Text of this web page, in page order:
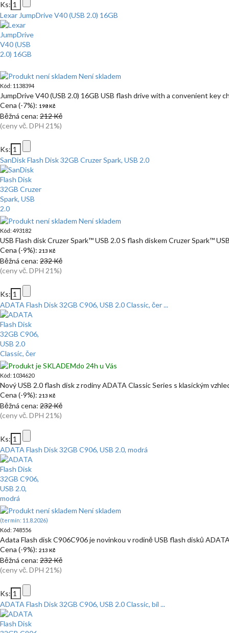
Ks:
Lexar JumpDrive V40 (USB 2.0) 16GB
Není skladem
Kód: 1138394
JumpDrive V40 (USB 2.0) 16GB USB flash drive with a convenient key
Cena (-7%): 198 Kč
Běžná cena: 212 Kč
(ceny vč. DPH 21%)
Ks:
SanDisk Flash Disk 32GB Cruzer Spark, USB 2.0
Není skladem
Kód: 493182
USB Flash disk Cruzer Spark™ USB 2.0 S flash diskem Cruzer Spark™
Cena (-9%): 213 Kč
Běžná cena: 232 Kč
(ceny vč. DPH 21%)
Ks:
ADATA Flash Disk 32GB C906, USB 2.0 Classic, čer ...
do 24h u Vás
Kód: 1034620
Nový USB 2.0 flash disk z rodiny ADATA Classic Series s klasickým
Cena (-9%): 213 Kč
Běžná cena: 232 Kč
(ceny vč. DPH 21%)
Ks:
ADATA Flash Disk 32GB C906, USB 2.0, modrá
Není skladem
(termín: 11.8.2026)
Kód: 748556
Adata Flash disk C906C906 je novinkou v rodině USB flash disků
Cena (-9%): 213 Kč
Běžná cena: 232 Kč
(ceny vč. DPH 21%)
Ks:
ADATA Flash Disk 32GB C906, USB 2.0 Classic, bíl ...